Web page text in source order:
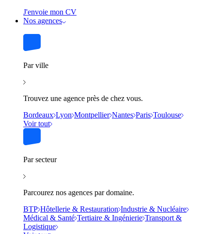
J'envoie mon CV
Nos agences
Par ville
Trouvez une agence près de chez vous.
Bordeaux Lyon Montpellier Nantes Paris Toulouse
Voir tout
Par secteur
Parcourez nos agences par domaine.
BTP Hôtellerie & Restauration Industrie & Nucléaire
Médical & Santé Tertiaire & Ingénierie Transport &
Logistique